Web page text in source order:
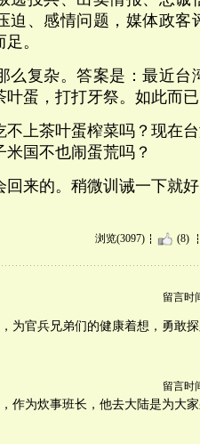
迫、感情问题，媒体政客
。
么复杂。答案是：最近台
蛋，打打牙祭。如此而已
不上茶叶蛋榨菜吗？现在
国不也闹蛋荒吗？
来的。稍微训诫一下就好
浏览(3097) (8)
留言时
为官兵兄弟们的健康着想，勇敢探
留言时
作为炊事班长，他去大陆是为大家